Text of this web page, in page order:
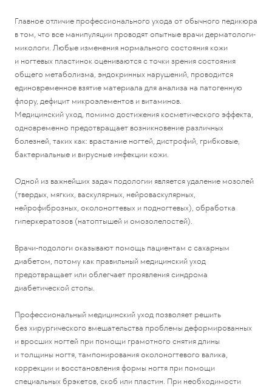
Главное отличие профессионального ухода от обычного педикюра
в том, что все манипуляции проводят опытные врачи дерматологи-
микологи. Любые изменения нормального состояния кожи
и ногтевых пластинок оцениваются с точки зрения состояния
общего метаболизма, эндокринных нарушений, проводится
единовременное взятие материала для анализа на патогенную
флору, дефицит микроэлементов и витаминов.
Медицинский уход, помимо достижения косметического эффекта,
одновременно предотвращает возникновение различных
болезней, таких как: врастание ногтей, дистрофий, грибковые,
бактериальные и вирусные инфекции кожи.
Одной из важнейших задач подологии является удаление мозолей
(твердых, мягких, васкулярных, нейроваскулярных,
нейрофиброзных, околоногтевых и подногтевых), обработка
гиперкератозов (натоптышей и омозолелостей).
Врачи-подологи оказывают помощь пациентам с сахарным
диабетом, потому как правильный медицинский уход
предотвращает или облегчает проявления синдрома
диабетической стопы.
Профессиональный медицинский уход позволяет решить
без хирургического вмешательства проблемы деформированных
и вросших ногтей при помощи грамотного снятия длины
и толщины ногтя, тампонирования околоногтевого валика,
коррекции и восстановления формы ногтя при помощи
специальных брэкетов, скоб или пластин. При необходимости